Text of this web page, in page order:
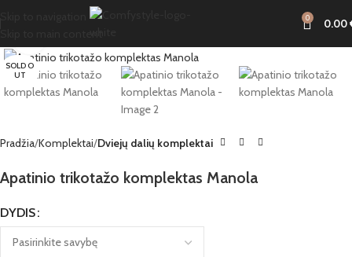
0 0.00
SOLD O
UT
Pradžia Komplektai Dviejų dalių komplektai
Apatinio trikotažo komplektas Manola
DYDIS